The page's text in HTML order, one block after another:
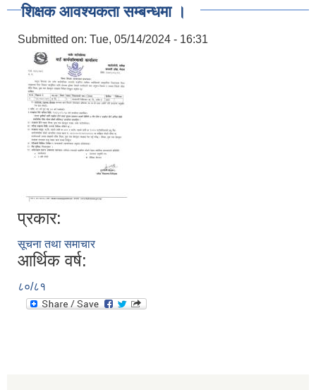
शिक्षक आवश्यकता सम्बन्धमा ।
Submitted on: Tue, 05/14/2024 - 16:31
प्रकार:
सूचना तथा समाचार
आर्थिक वर्ष:
८०/८१